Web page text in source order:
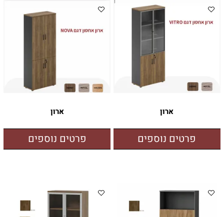
ארון
פרטים נוספים
ארון
פרטים נוספים